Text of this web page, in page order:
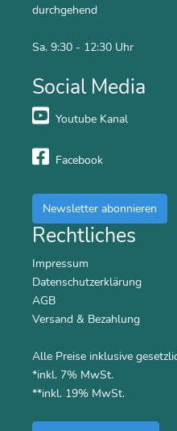
durchgehend
Sa. 9:30 - 12:30 Uhr
Social Media
Youtube Kanal
Facebook
Newsletter abonnieren
Rechtliches
Impressum
Datenschutzerklärung
AGB
Versand & Bezahlung
Alle Preise inklusive
*inkl. 7% MwSt.
**inkl. 19% MwSt.